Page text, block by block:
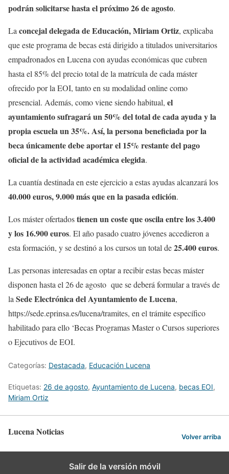
podrán solicitarse hasta el próximo 26 de agosto.
La concejal delegada de Educación, Miriam Ortiz, explicaba
que este programa de becas está dirigido a titulados universitarios
empadronados en Lucena con ayudas económicas que cubren
hasta el 85% del precio total de la matrícula de cada máster
ofrecido por la EOI, tanto en su modalidad online como
presencial. Además, como viene siendo habitual, el
ayuntamiento sufragará un 50% del total de cada ayuda y la
propia escuela un 35%. Así, la persona beneficiada por la
beca únicamente debe aportar el 15% restante del pago
oficial de la actividad académica elegida.
La cuantía destinada en este ejercicio a estas ayudas alcanzará los
40.000 euros, 9.000 más que en la pasada edición.
Los máster ofertadostienen un coste que oscila entre los 3.400
y los 16.900 euros. El año pasado cuatro jóvenes accedieron a
esta formación, y se destinó a los cursos un total de25.400 euros.
Las personas interesadas en optar a recibir estas becas máster
disponen hasta el 26 de agosto que se deberá formular a través de
la Sede Electrónica del Ayuntamiento de Lucena,
https://sede.eprinsa.es/lucena/tramites, en el trámite específico
habilitado para ello ‘Becas Programas Master o Cursos superiores
o Ejecutivos de EOI.
Categorías: Destacada, Educación Lucena
Etiquetas: 26 de agosto, Ayuntamiento de Lucena, becas EOI,
Miriam Ortiz
Lucena Noticias Volver arriba
Salir de la versión móvil